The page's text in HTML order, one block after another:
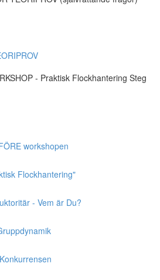
- Praktisk Flockhantering Steg
workshopen
Flockhantering"
- Vem är Du?